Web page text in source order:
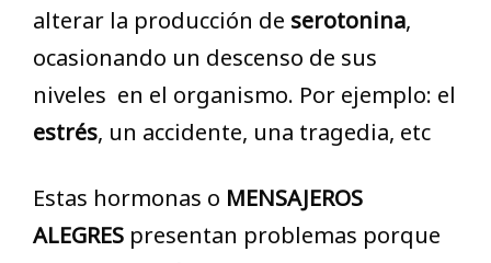
alterar la producción de serotonina,
ocasionando un descenso de sus
niveles en el organismo. Por ejemplo: el
estrés, un accidente, una tragedia, etc
Estas hormonas o MENSAJEROS
ALEGRES presentan problemas porque